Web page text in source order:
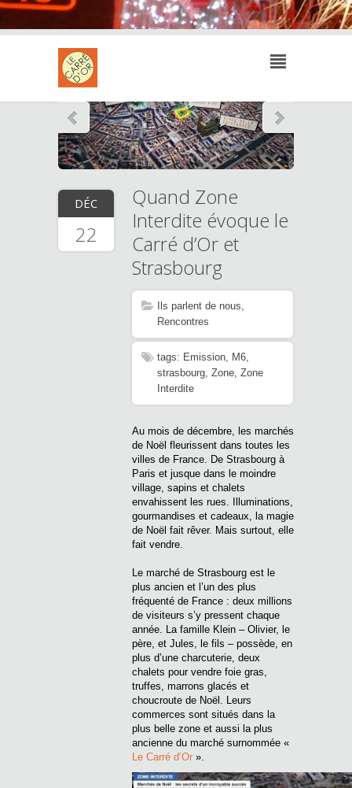
DÉC
22
Quand Zone
Interdite évoque le
Carré d’Or et
Strasbourg
Ils parlent de nous,
Rencontres
tags: Emission, M6,
strasbourg, Zone, Zone
Interdite
Au mois de décembre, les marchés
de Noël fleurissent dans toutes les
villes de France. De Strasbourg à
Paris et jusque dans le moindre
village, sapins et chalets
envahissent les rues. Illuminations,
gourmandises et cadeaux, la magie
de Noël fait rêver. Mais surtout, elle
fait vendre.
Le marché de Strasbourg est le
plus ancien et l’un des plus
fréquenté de France : deux millions
de visiteurs s’y pressent chaque
année. La famille Klein – Olivier, le
père, et Jules, le fils – possède, en
plus d’une charcuterie, deux
chalets pour vendre foie gras,
truffes, marrons glacés et
choucroute de Noël. Leurs
commerces sont situés dans la
plus belle zone et aussi la plus
ancienne du marché surnommée «
Le Carré d’Or ».